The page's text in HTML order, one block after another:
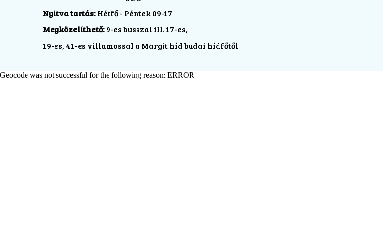
Nyitva tartás:Hétfő - Péntek 09-17
Megközelíthető:9-es busszal ill. 17-es,
19-es, 41-es villamossal a Margit híd budai hídfőtől